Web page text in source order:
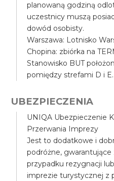
planowaną godziną
uczestnicy muszą
dowód osobisty.
Warszawa: Lotnisko
Chopina: zbiórka na
Stanowisko BUT
pomiędzy strefami D i E.
UBEZPIECZENIA
UNIQA Ubezpieczenie
Przerwania Imprezy
Jest to dodatkowe i
podróżne,
przypadku rezygnacji
imprezie turystycznej z